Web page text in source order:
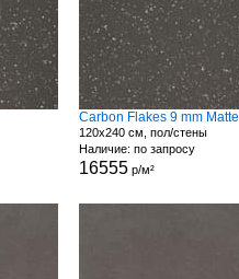
Carbon Flakes 9 mm Matte
120x240 см, пол/стены
Наличие: по запросу
16555р/м²